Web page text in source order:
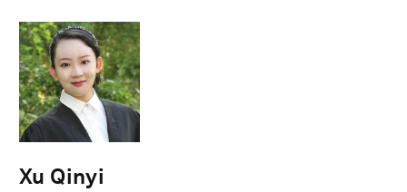
Xu Qinyi